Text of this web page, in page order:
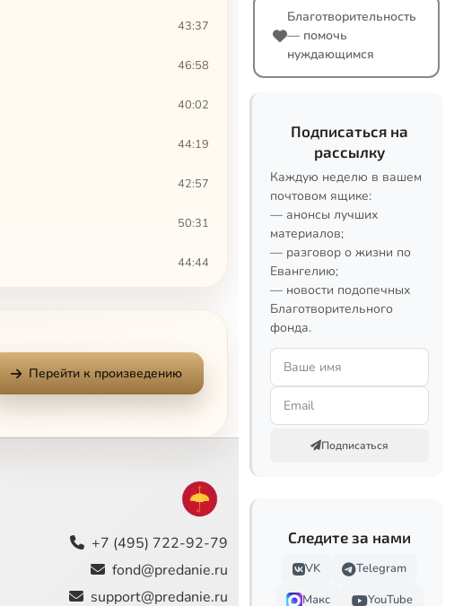
43:37
46:58
40:02
44:19
42:57
50:31
44:44
50:31
41:34
45:00
40:55
Перейти к произведению
+7 (495) 722-92-79
fond@predanie.ru
support@predanie.ru
Благотворительность
— помочь
нуждающимся
Подписаться на
рассылку
Каждую неделю в вашем
почтовом ящике:
— анонсы лучших
материалов;
— разговор о жизни по
Евангелию;
— новости подопечных
Благотворительного
фонда.
Подписаться
Следите за нами
VK
Telegram
Макс
YouTube